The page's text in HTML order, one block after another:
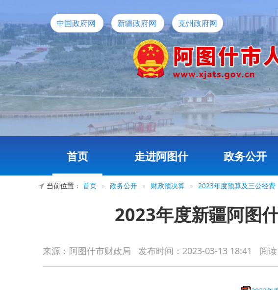
中国政府网 新疆政府网 克州政府网
首页 走进阿图什 政务公开
当前位置： 首页 » 政务公开 » 财政预决算 » 2023年度预算及三公经费
2023年度新疆阿图
来源：阿图什市财政局 发布时间： 2023-03-13 18:41 阅读